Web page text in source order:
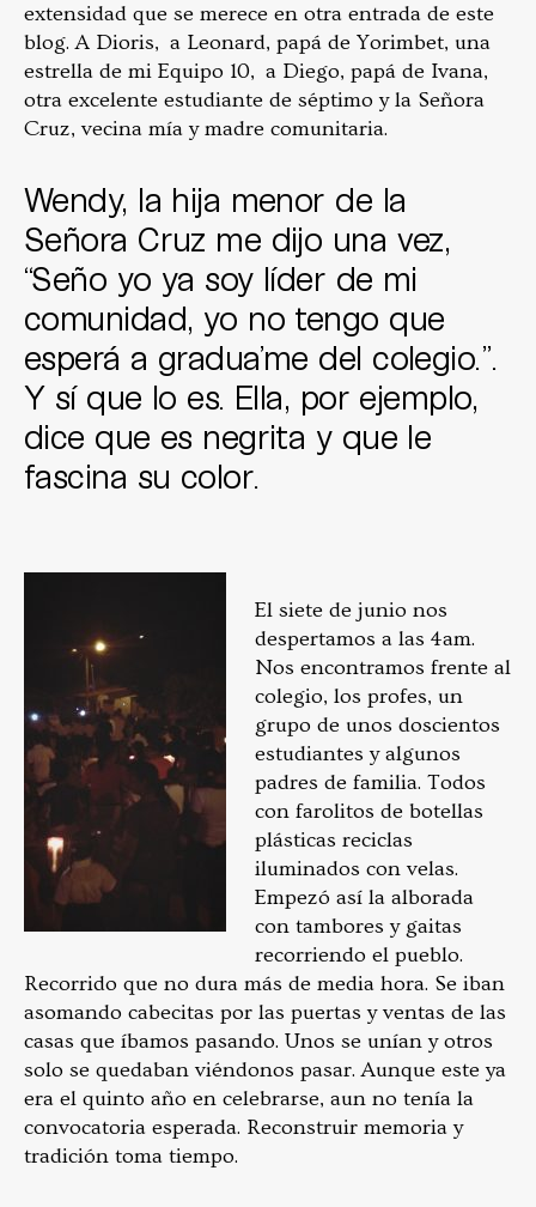
extensidad que se merece en otra entrada de este
blog. A Dioris, a Leonard, papá de Yorimbet, una
estrella de mi Equipo 10, a Diego, papá de Ivana,
otra excelente estudiante de séptimo y la Señora
Cruz, vecina mía y madre comunitaria.
Wendy, la hija menor de la
Señora Cruz me dijo una vez,
“Seño yo ya soy líder de mi
comunidad, yo no tengo que
esperá a gradua’me del colegio.”.
Y sí que lo es. Ella, por ejemplo,
dice que es negrita y que le
fascina su color.
El siete de junio nos
despertamos a las 4am.
Nos encontramos frente al
colegio, los profes, un
grupo de unos doscientos
estudiantes y algunos
padres de familia. Todos
con farolitos de botellas
plásticas reciclas
iluminados con velas.
Empezó así la alborada
con tambores y gaitas
recorriendo el pueblo.
Recorrido que no dura más de media hora. Se iban
asomando cabecitas por las puertas y ventas de las
casas que íbamos pasando. Unos se unían y otros
solo se quedaban viéndonos pasar. Aunque este ya
era el quinto año en celebrarse, aun no tenía la
convocatoria esperada. Reconstruir memoria y
tradición toma tiempo.